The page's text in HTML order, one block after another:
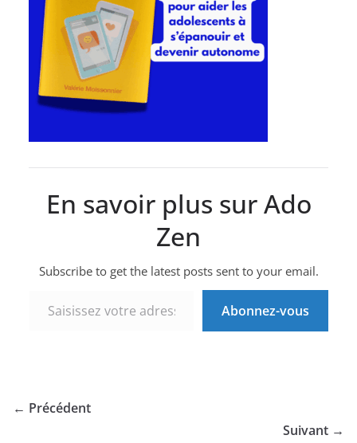
En savoir plus sur Ado
Zen
Subscribe to get the latest posts sent to your email.
Abonnez-vous
← Précédent
Suivant →